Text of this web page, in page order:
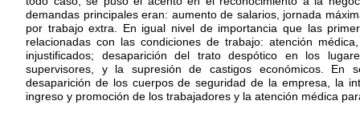
demandas principales eran: aumento de salarios, jornada
por trabajo extra. En igual nivel de importancia que las
relacionadas con las condiciones de trabajo: atención
injustificados; desaparición del trato despótico en los
supervisores, y la supresión de castigos económicos. En
desaparición de los cuerpos de seguridad de la empresa, la
ingreso y promoción de los trabajadores y la atención médica